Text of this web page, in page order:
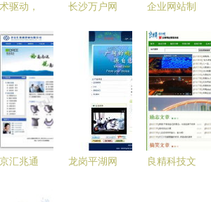
驱动，
站式高效
务助力企
数字化升
级
长沙万户网
环保科技网
站建设项
目，助力企
业数字化转
型新征程
企业网站制
题需要留意
汇兆通
龙岗平湖网
良精科技文